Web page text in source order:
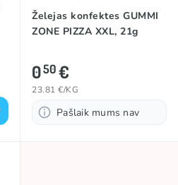
Želejas konfektes GUMMI
ZONE PIZZA XXL, 21g
050€
23.81 €/KG
Pašlaik mums nav